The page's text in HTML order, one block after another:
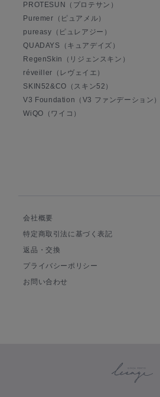
PROTESUN（プロテサン）
Puremer（ピュアメル）
pureasy（ピュレアジー）
QUADAYS（キュアデイズ）
RegenSkin（リジェンスキン）
réveiller（レヴェイエ）
SKIN52&CO（スキン52）
V3 Foundation（V3 ファンデーション）
WiQO（ワイコ）
会社概要
特定商取引法に基づく表記
返品・交換
プライバシーポリシー
お問い合わせ